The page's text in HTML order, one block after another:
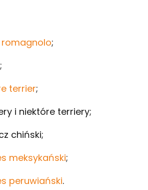
;
terrier;
i niektóre terriery;
chiński;
meksykański;
peruwiański.